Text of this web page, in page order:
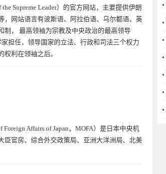
Supreme Leader）的官方网站，主要提供伊朗
，网站语言有波斯语、阿拉伯语、乌尔都语、英
制， 最高领袖为宗教及中央政治的最高领导
担任，领导国家的立法、行政和司法三个权力
利在领袖之后。
Affairs of Japan，MOFA）是日本中央机
臣官房、综合外交政策局、亚洲大洋洲局、北美